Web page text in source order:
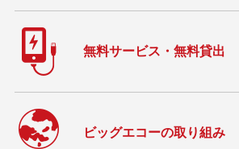
無料サービス・無料貸出
ビッグエコーの取り組み